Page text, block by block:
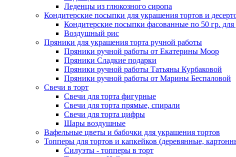
Леденцы из глюкозного сиропа
Кондитерские посыпки для украшения тортов и
Кондитерские посыпки фасованные по 50 гр. для
Воздушный рис
Пряники для украшения торта ручной работы
Пряники ручной работы от Екатерины Моор
Пряники Сладкие подарки
Пряники ручной работы Татьяны Курбаковой
Пряники ручной работы от Марины Беспаловой
Свечи в торт
Свечи для торта фигурные
Свечи для торта прямые, спирали
Свечи для торта цифры
Шары воздушные
Вафельные цветы и бабочки для украшения тортов
Топперы для тортов и капкейков (деревянные,
Силуэты - топперы в торт